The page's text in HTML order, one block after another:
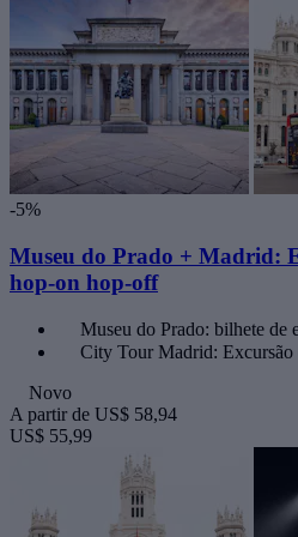
-5%
Museu do Prado + Madrid:
hop-on hop-off
Museu do Prado: bilhete de
City Tour Madrid:
Novo
A partir de US$ 58,94
US$ 55,99